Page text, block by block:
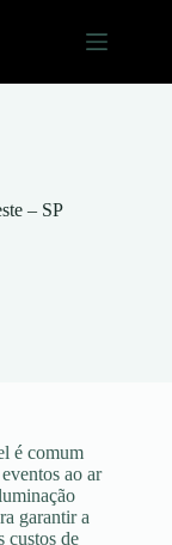
– SP
é comum
ao ar
garantir a
custos de